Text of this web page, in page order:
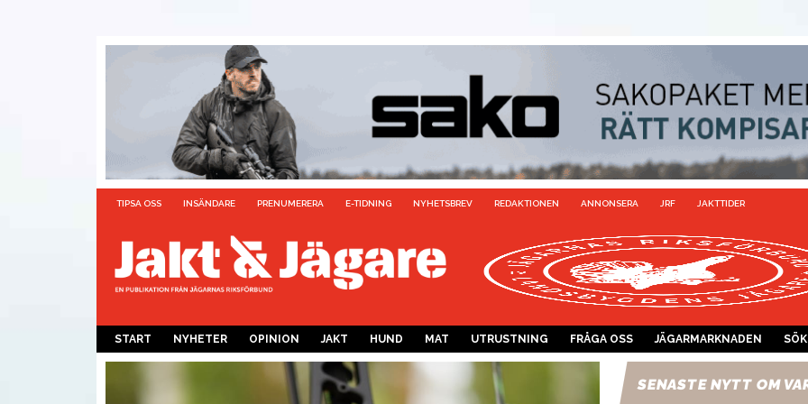
TIPSA OSS INSÄNDARE PRENUMERERA E-TIDNING NYHETSBREV REDAKTIONEN ANNONSERA JRF JAKTTIDER
START NYHETER OPINION JAKT HUND MAT UTRUSTNING FRÅGA OSS JÄGARMARKNADEN SÖK
SENASTE NYTT OM